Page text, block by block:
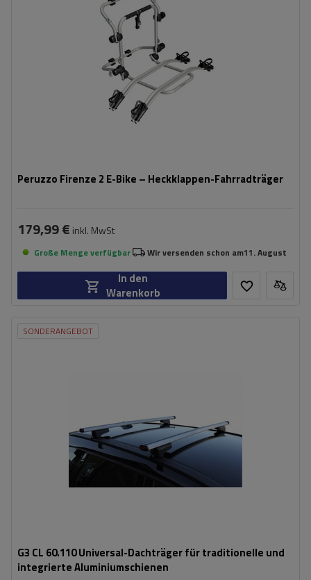
Peruzzo Firenze 2 E-Bike – Heckklappen-Fahrradträger
kompatibel mit Elektrofahrrädern
Aluminiumkonstruktion
179,99 € inkl. MwSt
Große Menge verfügbar Wir versenden schon am11. August
In den
Warenkorb
SONDERANGEBOT
G3 CL 60.110 Universal-Dachträger für traditionelle und
integrierte Aluminiumschienen